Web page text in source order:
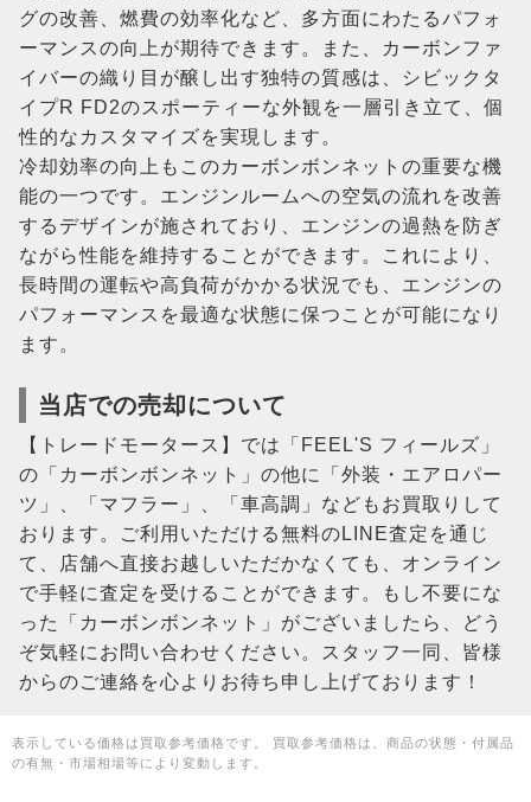
グの改善、燃費の効率化など、多方面にわたるパフォ
ーマンスの向上が期待できます。また、カーボンファ
イバーの織り目が醸し出す独特の質感は、シビックタ
イプR FD2のスポーティーな外観を一層引き立て、個
性的なカスタマイズを実現します。
冷却効率の向上もこのカーボンボンネットの重要な機
能の一つです。エンジンルームへの空気の流れを改善
するデザインが施されており、エンジンの過熱を防ぎ
ながら性能を維持することができます。これにより、
長時間の運転や高負荷がかかる状況でも、エンジンの
パフォーマンスを最適な状態に保つことが可能になり
ます。
当店での売却について
【トレードモータース】では「FEEL'S フィールズ」
の「カーボンボンネット」の他に「外装・エアロパー
ツ」、「マフラー」、「車高調」などもお買取りして
おります。ご利用いただける無料のLINE査定を通じ
て、店舗へ直接お越しいただかなくても、オンライン
で手軽に査定を受けることができます。もし不要にな
った「カーボンボンネット」がございましたら、どう
ぞ気軽にお問い合わせください。スタッフ一同、皆様
からのご連絡を心よりお待ち申し上げております！
表示している価格は買取参考価格です。 買取参考価格は、商品の状態・付属品
の有無・市場相場等により変動します。